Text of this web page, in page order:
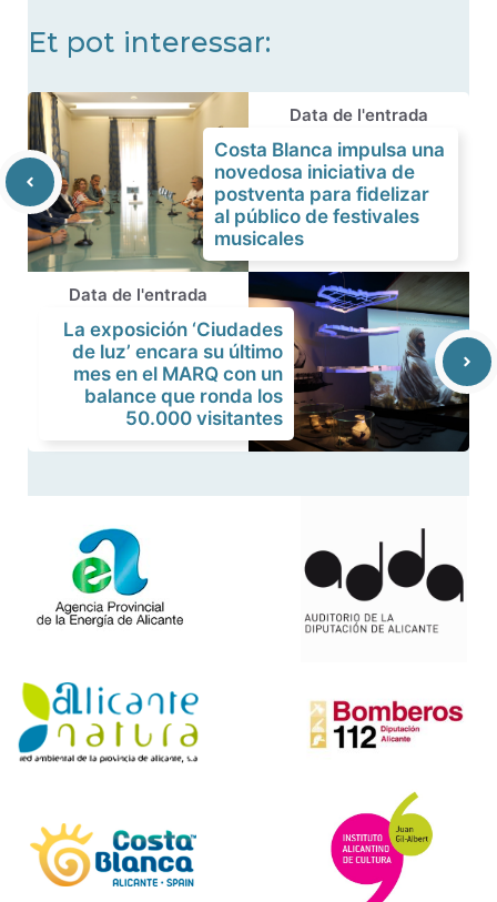
Et pot interessar:
Data de l'entrada
Costa Blanca impulsa una
novedosa iniciativa de
postventa para fidelizar
al público de festivales
musicales
Data de l'entrada
La exposición ‘Ciudades
de luz’ encara su último
mes en el MARQ con un
balance que ronda los
50.000 visitantes